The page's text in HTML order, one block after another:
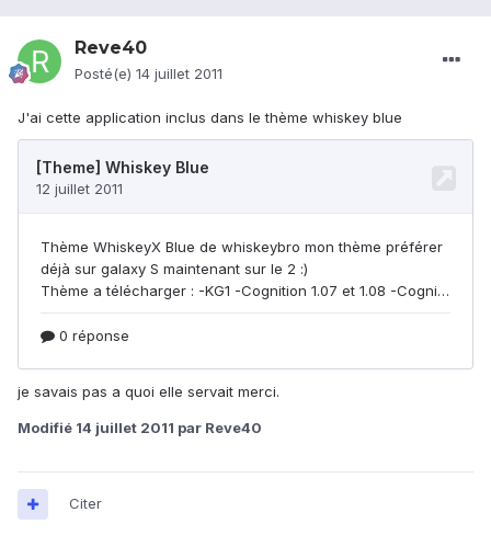
Reve40
Posté(e) 14 juillet 2011
J'ai cette application inclus dans le thème whiskey blue
je savais pas a quoi elle servait merci.
Modifié 14 juillet 2011 par Reve40
Citer